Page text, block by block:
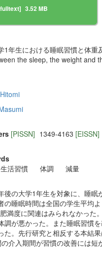
3.52 MB
1年生における睡眠習慣と体重
the sleep, the weight and
[PISSN] 1349-4163 [EISSN]
生活習慣 体調 減量
後の大学1年生を対象に、睡
の睡眠時間は全国の学生平均
満度に関連はみられなかった
調が悪かった。また睡眠習慣
た。先行研究と相反する本結
介入期間が習慣の改善には短